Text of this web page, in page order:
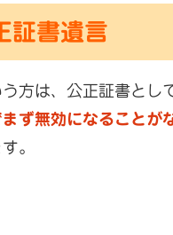
証書遺言
方は、公正証書とし
ず無効になることが
。